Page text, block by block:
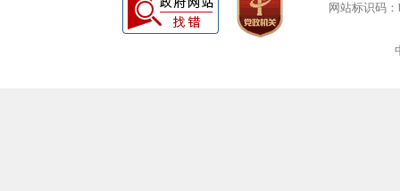
网站标识码